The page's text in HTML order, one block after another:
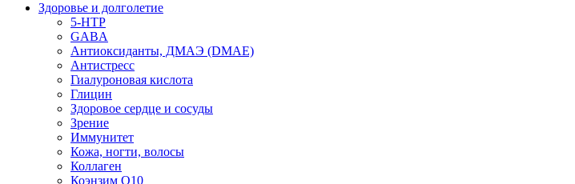
Здоровье и долголетие
5-HTP
GABA
Антиоксиданты, ДМАЭ (DMAE)
Антистресс
Гиалуроновая кислота
Глицин
Здоровое сердце и сосуды
Зрение
Иммунитет
Кожа, ногти, волосы
Коллаген
Коэнзим Q10